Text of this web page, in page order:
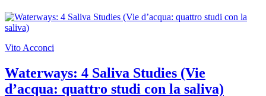
Vito Acconci
Waterways: 4 Saliva Studies (Vie
d’acqua: quattro studi con la saliva)